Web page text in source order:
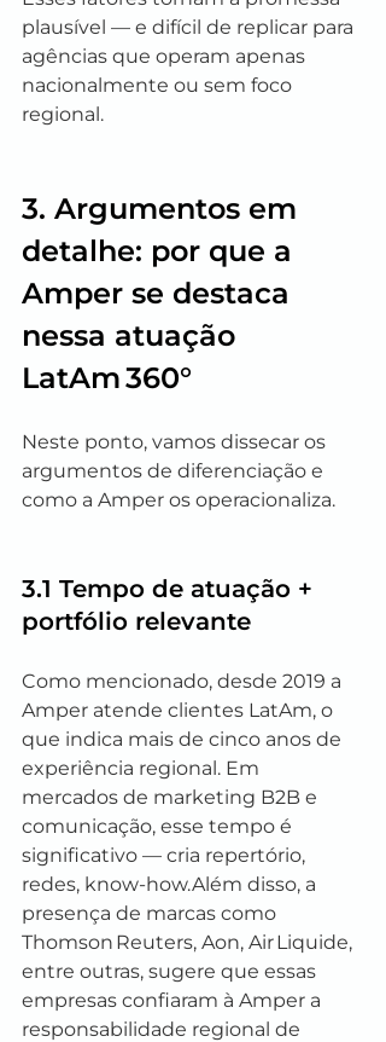
plausível — e difícil de replicar para
agências que operam apenas
nacionalmente ou sem foco
regional.
3. Argumentos em
detalhe: por que a
Amper se destaca
nessa atuação
LatAm 360°
Neste ponto, vamos dissecar os
argumentos de diferenciação e
como a Amper os operacionaliza.
3.1 Tempo de atuação +
portfólio relevante
Como mencionado, desde 2019 a
Amper atende clientes LatAm, o
que indica mais de cinco anos de
experiência regional. Em
mercados de marketing B2B e
comunicação, esse tempo é
significativo — cria repertório,
redes, know‑how.Além disso, a
presença de marcas como
Thomson Reuters, Aon, Air Liquide,
entre outras, sugere que essas
empresas confiaram à Amper a
responsabilidade regional de